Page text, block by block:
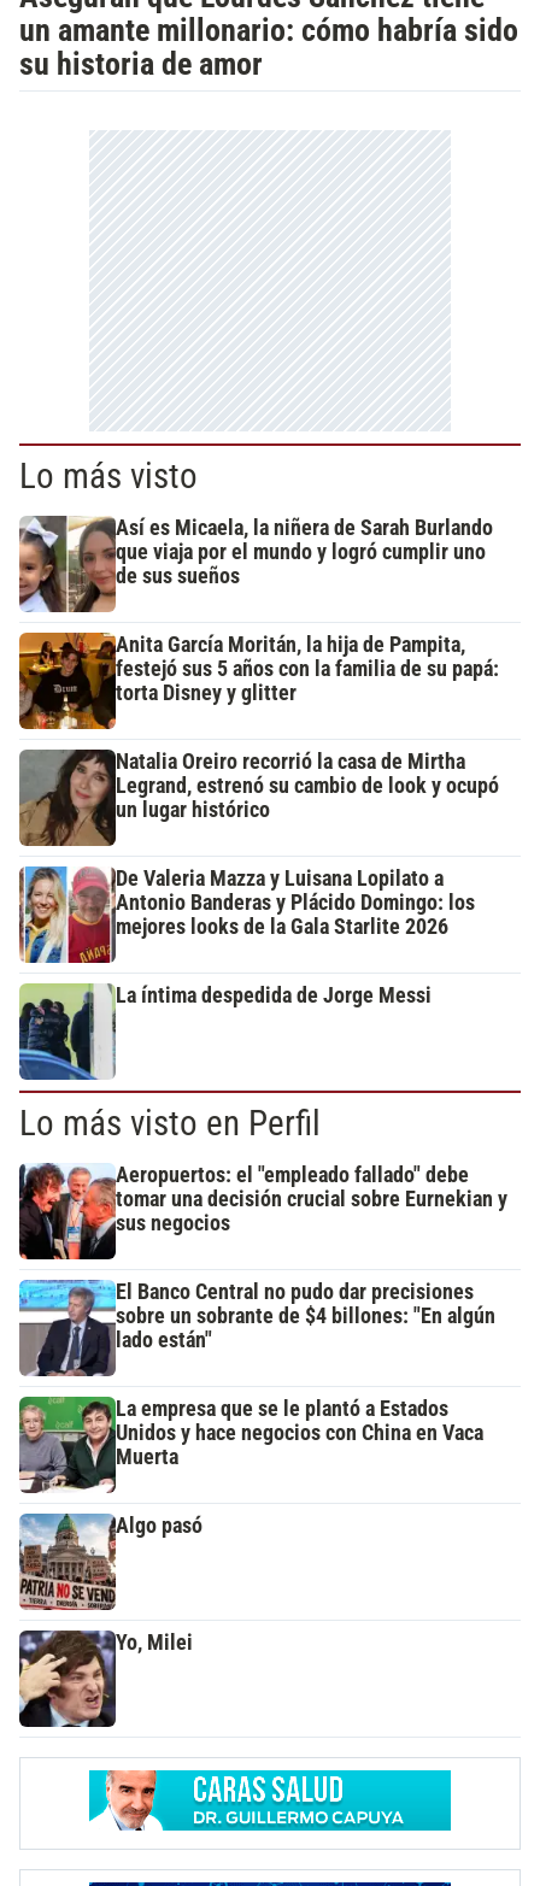
un amante millonario: cómo habría sido
su historia de amor
Lo más visto
Así es Micaela, la niñera de Sarah Burlando
que viaja por el mundo y logró cumplir uno
de sus sueños
Anita García Moritán, la hija de Pampita,
festejó sus 5 años con la familia de su papá:
torta Disney y glitter
Natalia Oreiro recorrió la casa de Mirtha
Legrand, estrenó su cambio de look y ocupó
un lugar histórico
De Valeria Mazza y Luisana Lopilato a
Antonio Banderas y Plácido Domingo: los
mejores looks de la Gala Starlite 2026
La íntima despedida de Jorge Messi
Lo más visto en Perfil
Aeropuertos: el "empleado fallado" debe
tomar una decisión crucial sobre Eurnekian y
sus negocios
El Banco Central no pudo dar precisiones
sobre un sobrante de $4 billones: "En algún
lado están"
La empresa que se le plantó a Estados
Unidos y hace negocios con China en Vaca
Muerta
Algo pasó
Yo, Milei